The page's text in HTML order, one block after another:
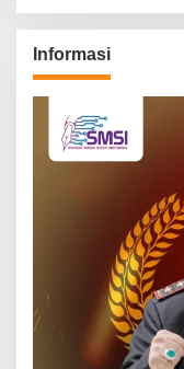
Informasi